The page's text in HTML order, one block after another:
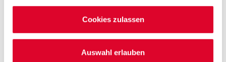
Cookies zulassen
Auswahl erlauben
Mehr Informationen
Woolworth – Straubing